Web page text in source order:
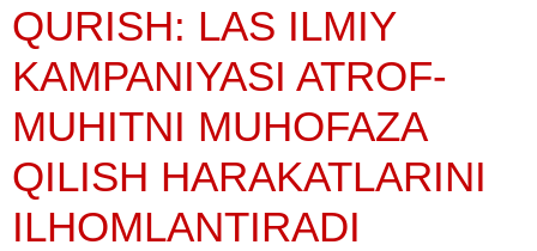
QURISH: LAS ILMIY
KAMPANIYASI ATROF-
MUHITNI MUHOFAZA
QILISH HARAKATLARINI
ILHOMLANTIRADI